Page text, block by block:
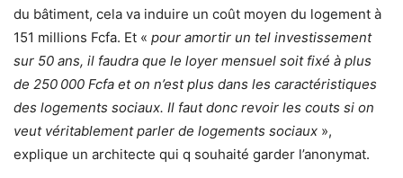
du bâtiment, cela va induire un coût moyen du logement à
151 millions Fcfa. Et « pour amortir un tel investissement
sur 50 ans, il faudra que le loyer mensuel soit fixé à plus
de 250 000 Fcfa et on n’est plus dans les caractéristiques
des logements sociaux. Il faut donc revoir les couts si on
veut véritablement parler de logements sociaux »,
explique un architecte qui q souhaité garder l’anonymat.